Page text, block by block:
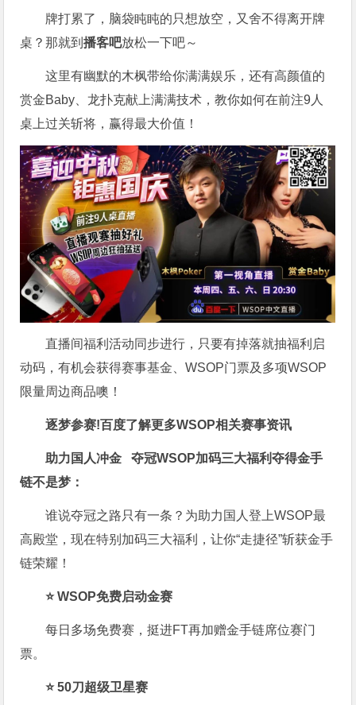
牌打累了，脑袋盹盹的只想放空，又舍不得离开牌
桌？那就到播客吧放松一下吧～
这里有幽默的木枫带给你满满娱乐，还有高颜值的
赏金Baby、龙扑克献上满满技术，教你如何在前注9人
桌上过关斩将，赢得最大价值！
直播间福利活动同步进行，只要有掉落就抽福利启
动码，有机会获得赛事基金、WSOP门票及多项WSOP
限量周边商品噢！
逐梦参赛!百度了解更多WSOP相关赛事资讯
助力国人冲金 夺冠WSOP加码三大福利夺得金手
链不是梦 ：
谁说夺冠之路只有一条？为助力国人登上WSOP最
高殿堂，现在特别加码三大福利，让你“走捷径”斩获金手
链荣耀！
⭐ WSOP免费启动金赛
每日多场免费赛，挺进FT再加赠金手链席位赛门
票。
⭐ 50刀超级卫星赛